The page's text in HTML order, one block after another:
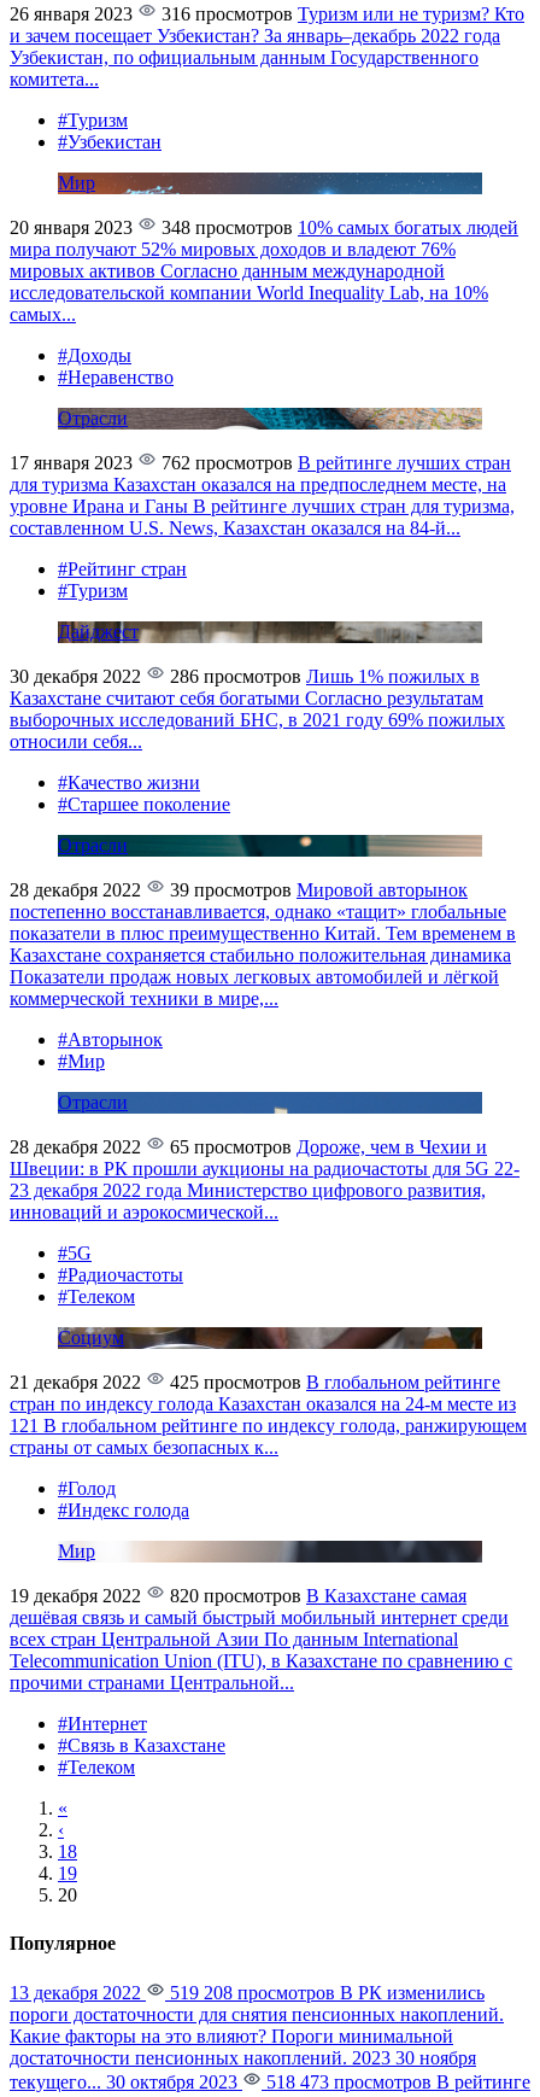
26 января 2023 316 просмотров Туризм или не туризм? Кто
и зачем посещает Узбекистан? За январь–декабрь 2022 года
Узбекистан, по официальным данным Государственного
комитета...
#Туризм
#Узбекистан
Мир
20 января 2023 348 просмотров 10% самых богатых людей
мира получают 52% мировых доходов и владеют 76%
мировых активов Согласно данным международной
исследовательской компании World Inequality Lab, на 10%
самых...
#Доходы
#Неравенство
Отрасли
17 января 2023 762 просмотров В рейтинге лучших стран
для туризма Казахстан оказался на предпоследнем месте, на
уровне Ирана и Ганы В рейтинге лучших стран для туризма,
составленном U.S. News, Казахстан оказался на 84-й...
#Рейтинг стран
#Туризм
Дайджест
30 декабря 2022 286 просмотров Лишь 1% пожилых в
Казахстане считают себя богатыми Согласно результатам
выборочных исследований БНС, в 2021 году 69% пожилых
относили себя...
#Качество жизни
#Старшее поколение
Отрасли
28 декабря 2022 39 просмотров Мировой авторынок
постепенно восстанавливается, однако «тащит» глобальные
показатели в плюс преимущественно Китай. Тем временем в
Казахстане сохраняется стабильно положительная динамика
Показатели продаж новых легковых автомобилей и лёгкой
коммерческой техники в мире,...
#Авторынок
#Мир
Отрасли
28 декабря 2022 65 просмотров Дороже, чем в Чехии и
Швеции: в РК прошли аукционы на радиочастоты для 5G 22-
23 декабря 2022 года Министерство цифрового развития,
инноваций и аэрокосмической...
#5G
#Радиочастоты
#Телеком
Социум
21 декабря 2022 425 просмотров В глобальном рейтинге
стран по индексу голода Казахстан оказался на 24-м месте из
121 В глобальном рейтинге по индексу голода, ранжирующем
страны от самых безопасных к...
#Голод
#Индекс голода
Мир
19 декабря 2022 820 просмотров В Казахстане самая
дешёвая связь и самый быстрый мобильный интернет среди
всех стран Центральной Азии По данным International
Telecommunication Union (ITU), в Казахстане по сравнению с
прочими странами Центральной...
#Интернет
#Связь в Казахстане
#Телеком
«
‹
18
19
20
Популярное
13 декабря 2022 519 208 просмотров В РК изменились
пороги достаточности для снятия пенсионных накоплений.
Какие факторы на это влияют? Пороги минимальной
достаточности пенсионных накоплений. 2023 30 ноября
текущего... 30 октября 2023 518 473 просмотров В рейтинге